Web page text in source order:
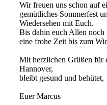
Wir freuen uns schon auf
gemütliches Sommerfest
Wiedersehen mit Euch.
Bis dahin euch Allen noch
eine frohe Zeit bis zum
Mit herzlichen Grüßen für
Hannover,
bleibt gesund und behütet,
Euer Marcus